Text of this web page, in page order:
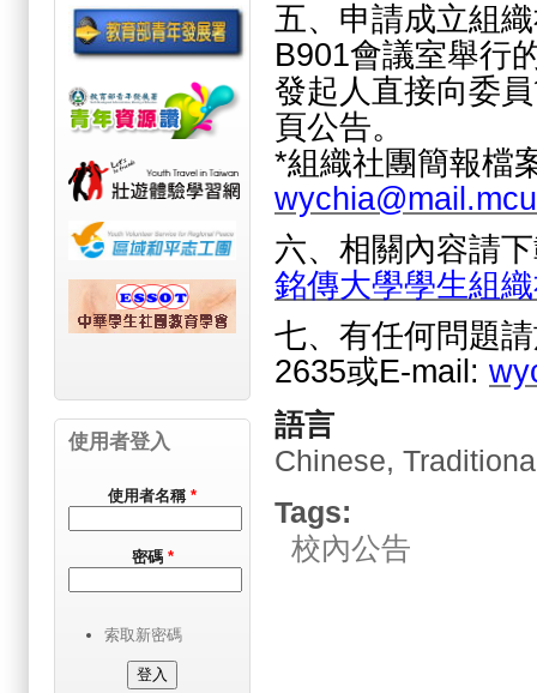
五、申請成立組
B901會議室舉行
發起人直接向委
頁公告。
*組織社團簡報檔
六、相關內容請
銘傳大學學生組
七、有任何問題
2635或E-mail:
語言
Chinese,
Tags:
校內公告
使用者登入
使用者名稱 *
密碼 *
索取新密碼